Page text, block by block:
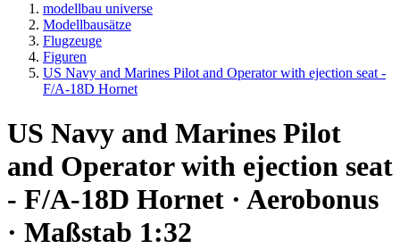
modellbau universe
Modellbausätze
Flugzeuge
Figuren
US Navy and Marines Pilot and Operator with ejection seat -
F/A-18D Hornet
US Navy and Marines Pilot
and Operator with ejection seat
- F/A-18D Hornet · Aerobonus
· Maßstab 1:32